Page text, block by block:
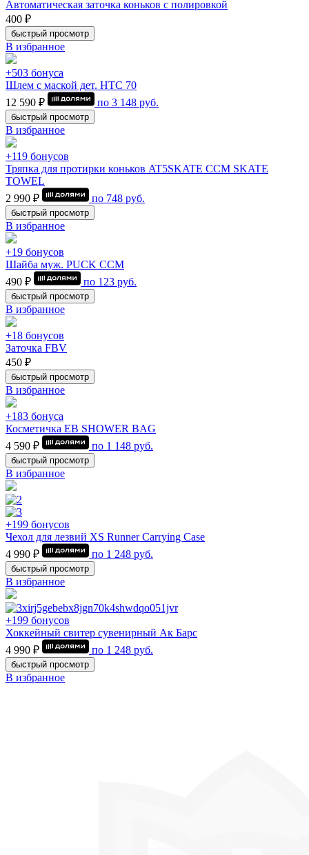
Автоматическая заточка коньков с полировкой
400 ₽
быстрый просмотр
В избранное
+503 бонуса
Шлем с маской дет. HTC 70
12 590 ₽
по 3 148 руб.
быстрый просмотр
В избранное
+119 бонусов
Тряпка для протирки коньков AT5SKATE CCM SKATE
TOWEL
2 990 ₽
по 748 руб.
быстрый просмотр
В избранное
+19 бонусов
Шайба муж. PUCK CCM
490 ₽
по 123 руб.
быстрый просмотр
В избранное
+18 бонусов
Заточка FBV
450 ₽
быстрый просмотр
В избранное
+183 бонуса
Косметичка EB SHOWER BAG
4 590 ₽
по 1 148 руб.
быстрый просмотр
В избранное
+199 бонусов
Чехол для лезвий XS Runner Carrying Case
4 990 ₽
по 1 248 руб.
быстрый просмотр
В избранное
+199 бонусов
Хоккейный свитер сувенирный Ак Барс
4 990 ₽
по 1 248 руб.
быстрый просмотр
В избранное